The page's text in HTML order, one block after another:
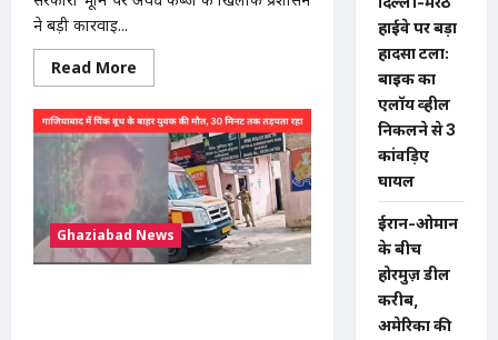
ने बड़ी कार्रवाई...
Read More
more
मोदीनगर
में
13
बीघा
सरकारी
जमीन
से
अवैध
कब्जा
हटाया,
प्रशासन
Ghaziabad News
हाईवे पर बड़ा
हादसा टला:
बाइक का
एलॉय व्हील
निकलने से 3
कांवड़िए
घायल
ईरान-ओमान
के बीच
होरमुज़ डील
करीब,
अमेरिका की